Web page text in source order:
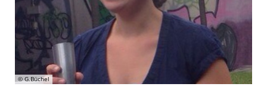
© G.Büchel